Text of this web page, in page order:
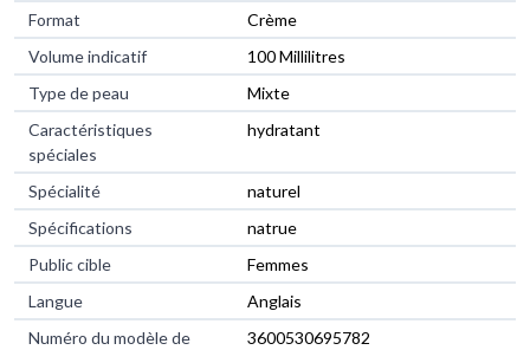
Format
‎Crème
Volume indicatif
‎100 Millilitres
Type de peau
‎Mixte
Caractéristiques
spéciales
‎hydratant
Spécialité
‎naturel
Spécifications
‎natrue
Public cible
‎Femmes
Langue
‎Anglais
Numéro du modèle de
‎3600530695782